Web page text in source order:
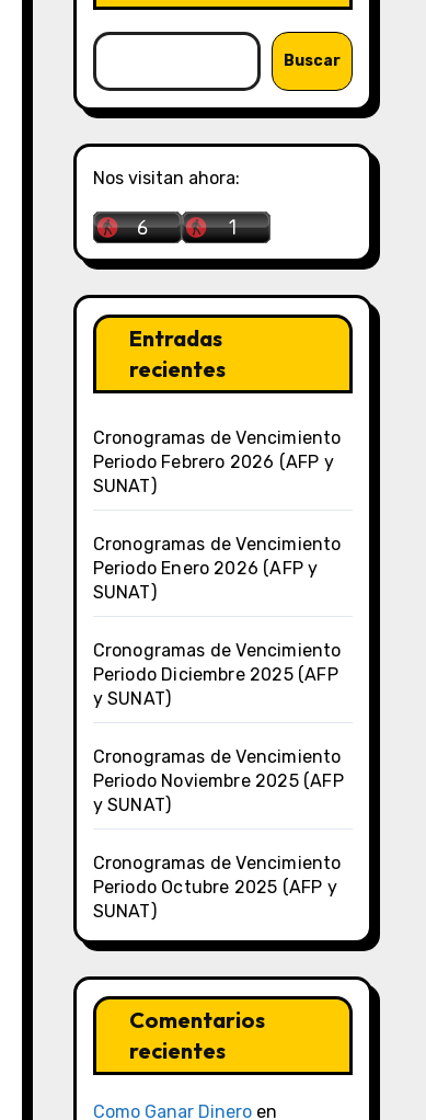
Buscar
Nos visitan ahora:
Entradas
recientes
Cronogramas de Vencimiento
Periodo Febrero 2026 (AFP y
SUNAT)
Cronogramas de Vencimiento
Periodo Enero 2026 (AFP y
SUNAT)
Cronogramas de Vencimiento
Periodo Diciembre 2025 (AFP
y SUNAT)
Cronogramas de Vencimiento
Periodo Noviembre 2025 (AFP
y SUNAT)
Cronogramas de Vencimiento
Periodo Octubre 2025 (AFP y
SUNAT)
Comentarios
recientes
Como Ganar Dineroen